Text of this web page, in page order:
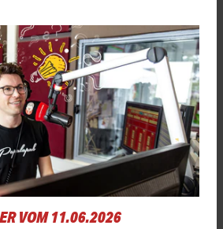
VOM 11.06.2026